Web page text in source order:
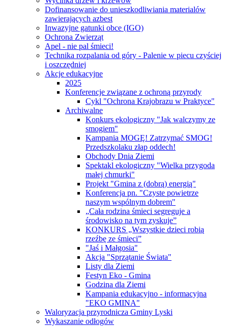
Dofinansowanie do unieszkodliwiania materialów
zawierających azbest
Inwazyjne gatunki obce (IGO)
Ochrona Zwierząt
Apel - nie pal śmieci!
Technika rozpalania od góry - Palenie w piecu czyściej
i oszczędniej
Akcje edukacyjne
2025
Konferencje związane z ochroną przyrody
Cykl "Ochrona Krajobrazu w Praktyce"
Archiwalne
Konkurs ekologiczny "Jak walczymy ze
smogiem"
Kampania MOGĘ! Zatrzymać SMOG!
Przedszkolaku złap oddech!
Obchody Dnia Ziemi
Spektakl ekologiczny "Wielka przygoda
małej chmurki"
Projekt "Gmina z (dobrą) energią"
Konferencja pn. "Czyste powietrze
naszym wspólnym dobrem"
„Cała rodzina śmieci segreguje a
środowisko na tym zyskuje”
KONKURS „Wszystkie dzieci robią
rzeźbę ze śmieci”
"Jaś i Małgosia"
Akcja "Sprzątanie Świata"
Listy dla Ziemi
Festyn Eko - Gmina
Godzina dla Ziemi
Kampania edukacyjno - informacyjna
"EKO GMINA"
Waloryzacja przyrodnicza Gminy Lyski
Wykaszanie odłogów